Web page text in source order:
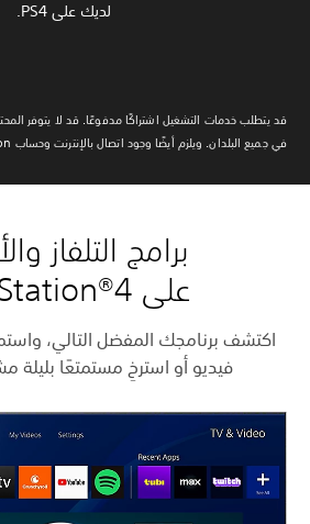
لديك على PS4.
قد يتطلب خدمات التشغيل اشتراكًا مدفوعًا. قد لا يتوفر
في جميع البلدان. ويلزم أيضًا وجود اتصال بالإنترنت وحساب PlayStation.
برامج التلفاز
على PlayStation®4
فيديو أو استرخِ مستمتعًا بليلة